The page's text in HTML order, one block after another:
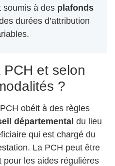
soumis à des plafonds
durées d’attribution
et selon
?
obéit à des règles
départemental du lieu
qui est chargé du
La PCH peut être
pour les aides régulières